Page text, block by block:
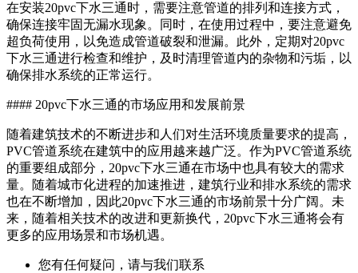
在安装20pvc下水三通时，需要注意管道的排列和连接方式，
确保连接牢固无漏水现象。同时，在使用过程中，要注意避免
超负荷使用，以免造成管道破裂和泄漏。此外，定期对20pvc
下水三通进行检查和维护，及时清理管道内的杂物和污垢，以
确保排水系统的正常运行。
#### 20pvc下水三通的市场应用和发展前景
随着建筑技术的不断进步和人们对生活环境质量要求的提高，
PVC管道系统在建筑中的应用越来越广泛。作为PVC管道系统
的重要组成部分，20pvc下水三通在市场中也具有较大的需求
量。随着城市化进程的加速推进，建筑行业和排水系统的需求
也在不断增加，因此20pvc下水三通的市场前景十分广阔。未
来，随着相关技术的改进和更新换代，20pvc下水三通将会有
更多的应用场景和市场机遇。
您有任何疑问，请与我们联系